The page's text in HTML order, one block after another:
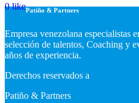
0likePatiño & Partners
Empresa venezolana especialistas
selección de talentos, Coaching y
años de experiencia.
Derechos reservados a
Patiño & Partners